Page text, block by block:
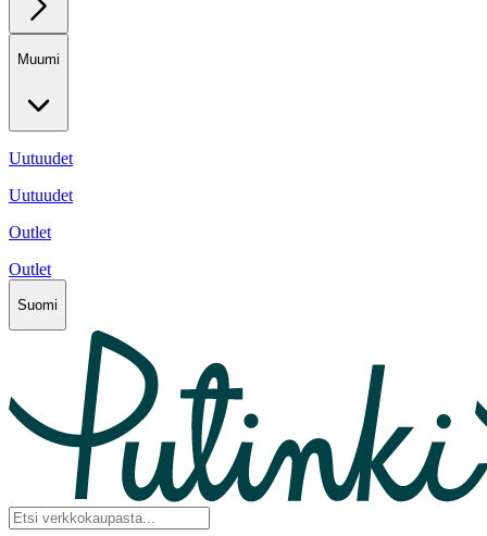
Muumi
Uutuudet
Uutuudet
Outlet
Outlet
Suomi